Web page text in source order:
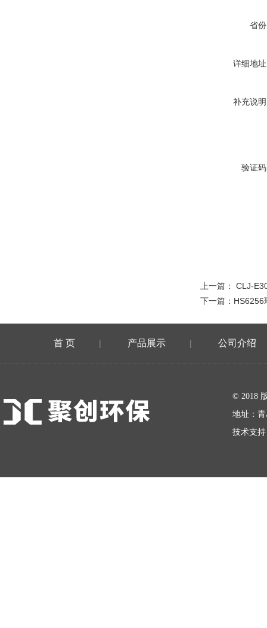
省
详细地
补充说
验证
上一篇： CLJ-
下一篇： HS6256
首 页 | 产品展示 | 公司介绍
© 2018
地址：
技术支